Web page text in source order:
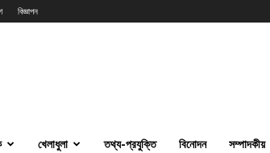
বিজ্ঞাপন
খেলাধুলা তথ্য-প্রযুক্তি বিনোদন সম্পাদকীয়